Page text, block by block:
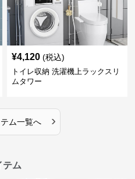
¥4,120 (税込)
トイレ収納 洗濯機上ラックスリ
ムタワー
ム一覧へ ›
テム